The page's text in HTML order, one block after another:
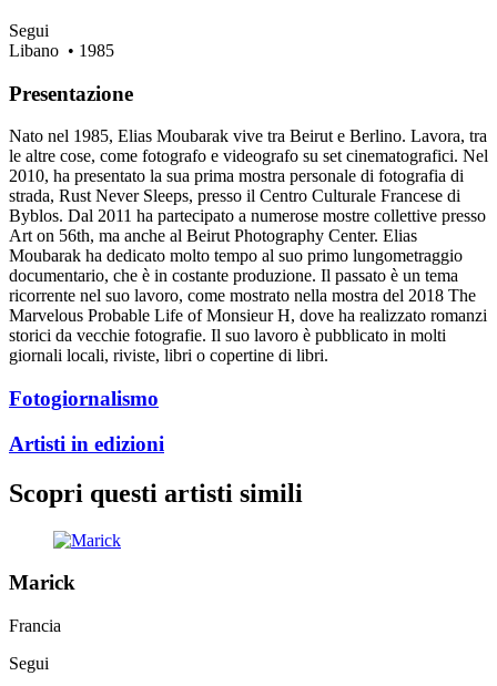
Segui
Libano • 1985
Presentazione
Nato nel 1985, Elias Moubarak vive tra Beirut e Berlino. Lavora, tra
le altre cose, come fotografo e videografo su set cinematografici. Nel
2010, ha presentato la sua prima mostra personale di fotografia di
strada, Rust Never Sleeps, presso il Centro Culturale Francese di
Byblos. Dal 2011 ha partecipato a numerose mostre collettive presso
Art on 56th, ma anche al Beirut Photography Center. Elias
Moubarak ha dedicato molto tempo al suo primo lungometraggio
documentario, che è in costante produzione. Il passato è un tema
ricorrente nel suo lavoro, come mostrato nella mostra del 2018 The
Marvelous Probable Life of Monsieur H, dove ha realizzato romanzi
storici da vecchie fotografie. Il suo lavoro è pubblicato in molti
giornali locali, riviste, libri o copertine di libri.
Fotogiornalismo
Artisti in edizioni
Scopri questi artisti simili
Marick
Francia
Segui